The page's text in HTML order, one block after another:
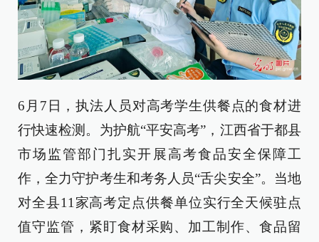
6月7日，执法人员对高考学生供餐点的食材进
行快速检测。为护航“平安高考”，江西省于都县
市场监管部门扎实开展高考食品安全保障工
作，全力守护考生和考务人员“舌尖安全”。当地
对全县11家高考定点供餐单位实行全天候驻点
值守监管，紧盯食材采购、加工制作、食品留